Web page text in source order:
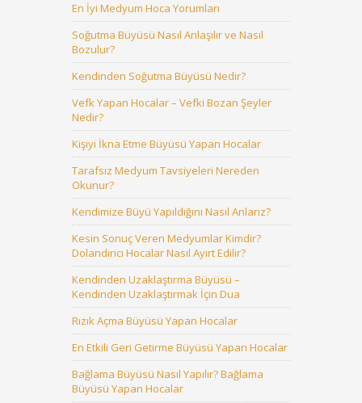
En İyi Medyum Hoca Yorumları
Soğutma Büyüsü Nasıl Anlaşılır ve Nasıl
Bozulur?
Kendinden Soğutma Büyüsü Nedir?
Vefk Yapan Hocalar – Vefki Bozan Şeyler
Nedir?
Kişiyi İkna Etme Büyüsü Yapan Hocalar
Tarafsız Medyum Tavsiyeleri Nereden
Okunur?
Kendimize Büyü Yapıldığını Nasıl Anlarız?
Kesin Sonuç Veren Medyumlar Kimdir?
Dolandırıcı Hocalar Nasıl Ayırt Edilir?
Kendinden Uzaklaştırma Büyüsü –
Kendinden Uzaklaştırmak İçin Dua
Rızık Açma Büyüsü Yapan Hocalar
En Etkili Geri Getirme Büyüsü Yapan Hocalar
Bağlama Büyüsü Nasıl Yapılır? Bağlama
Büyüsü Yapan Hocalar